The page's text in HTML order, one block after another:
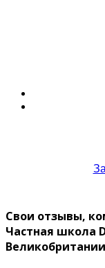
Свои отзывы,
Частная школа